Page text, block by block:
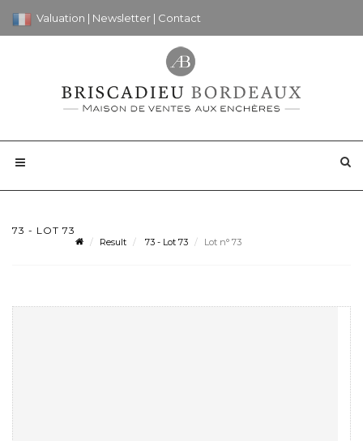
Valuation | Newsletter | Contact
73 - LOT 73
Result 73 - Lot 73 Lot n° 73